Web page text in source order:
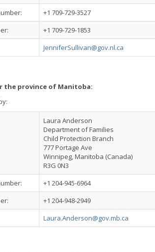
+1 709-729-3527
+1 709-729-1853
JenniferSullivan@gov.nl.ca
the province of Manitoba:
Laura Anderson
Department of Families
Child Protection Branch
777 Portage Ave
Winnipeg, Manitoba (Canada)
R3G 0N3
+1 204-945-6964
+1 204-948-2949
Laura.Anderson@gov.mb.ca